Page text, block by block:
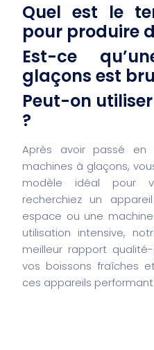
Quel est le
pour produire
Est-ce
glaçons est
Peut-on
?
Après avoir passé en
machines à glaçons,
modèle idéal pour
recherchiez un
espace ou une
utilisation intensive,
meilleur rapport
vos boissons fraîches
ces appareils